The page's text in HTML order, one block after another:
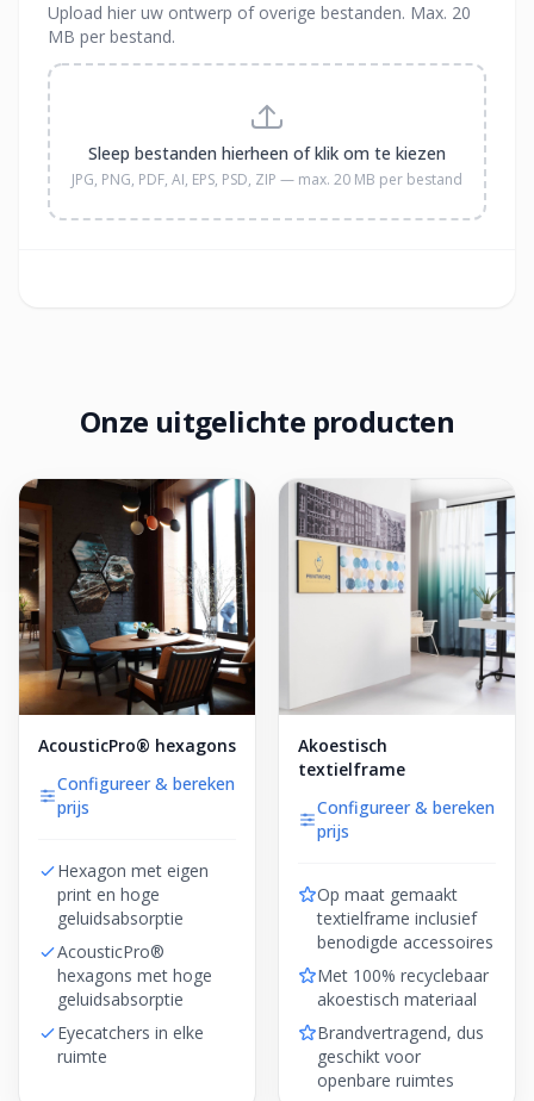
Upload hier uw ontwerp of overige bestanden. Max. 20
MB per bestand.
Sleep bestanden hierheen of klik om te kiezen
JPG, PNG, PDF, AI, EPS, PSD, ZIP — max. 20 MB per bestand
Onze uitgelichte producten
AcousticPro® hexagons
Configureer & bereken
prijs
Hexagon met eigen
print en hoge
geluidsabsorptie
AcousticPro®
hexagons met hoge
geluidsabsorptie
Eyecatchers in elke
ruimte
Akoestisch
textielframe
Configureer & bereken
prijs
Op maat gemaakt
textielframe inclusief
benodigde accessoires
Met 100% recyclebaar
akoestisch materiaal
Brandvertragend, dus
geschikt voor
openbare ruimtes